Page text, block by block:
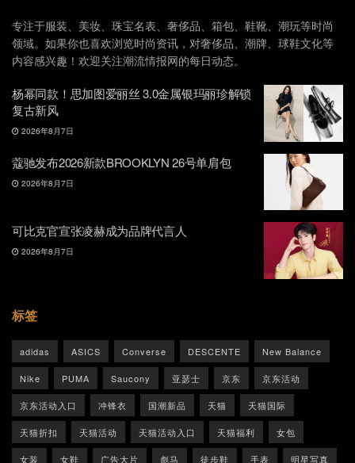
专注于服装、美妆、珠宝名表、奢侈品、箱包、鞋靴、潮玩等时尚
领域。如果你也喜欢浏览时尚资讯，对奢侈品、潮牌、球鞋文化等
内容感兴趣！欢迎关注潮流情报网的每日动态。
杨幂同款！思加图爱丽丝 3.0金属银玛丽珍解锁
复古新风
2026年8月7日
蔻驰发布2026新款BROOKLYN 26号单肩包
2026年8月7日
可比克官宣张凌赫成为品牌代言人
2026年8月7日
标签
adidas ASICS Converse DESCENTE New Balance
Nike PUMA Saucony 亚瑟士 京东 京东活动
京东活动入口 冲锋衣 国潮新品 天猫 天猫国际
天猫折扣 天猫活动 天猫活动入口 天猫福利 女包
女装 女鞋 广告大片 彪马 徒步鞋 手表 明星写真